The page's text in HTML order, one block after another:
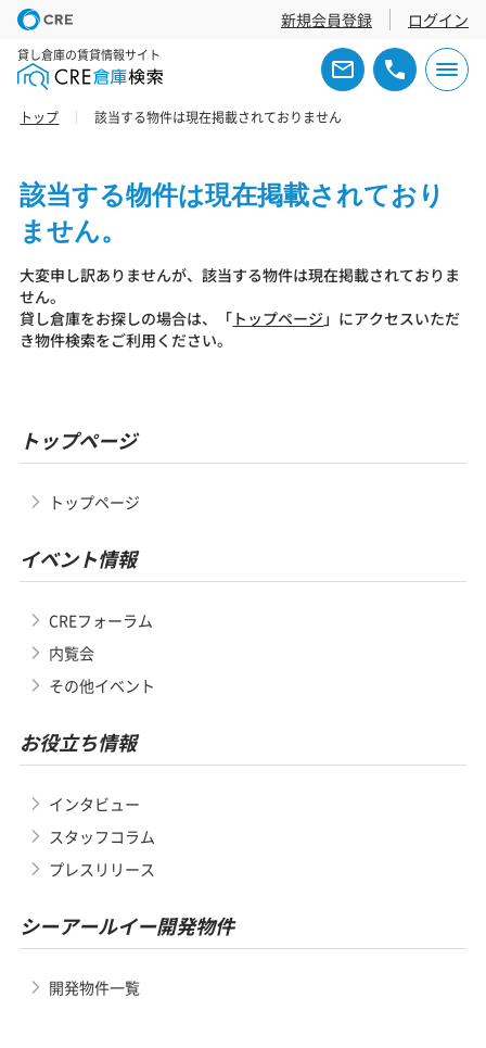
新規会員登録 ログイン
貸し倉庫の賃貸情報サイト
トップ 該当する物件は現在掲載されておりません
該当する物件は現在掲載されており
ません。
大変申し訳ありませんが、該当する物件は現在掲載されておりま
せん。
貸し倉庫をお探しの場合は、「 トップページ 」にアクセスいただ
き物件検索をご利用ください。
トップページ
トップページ
イベント情報
CREフォーラム
内覧会
その他イベント
お役立ち情報
インタビュー
スタッフコラム
プレスリリース
シーアールイー開発物件
開発物件一覧